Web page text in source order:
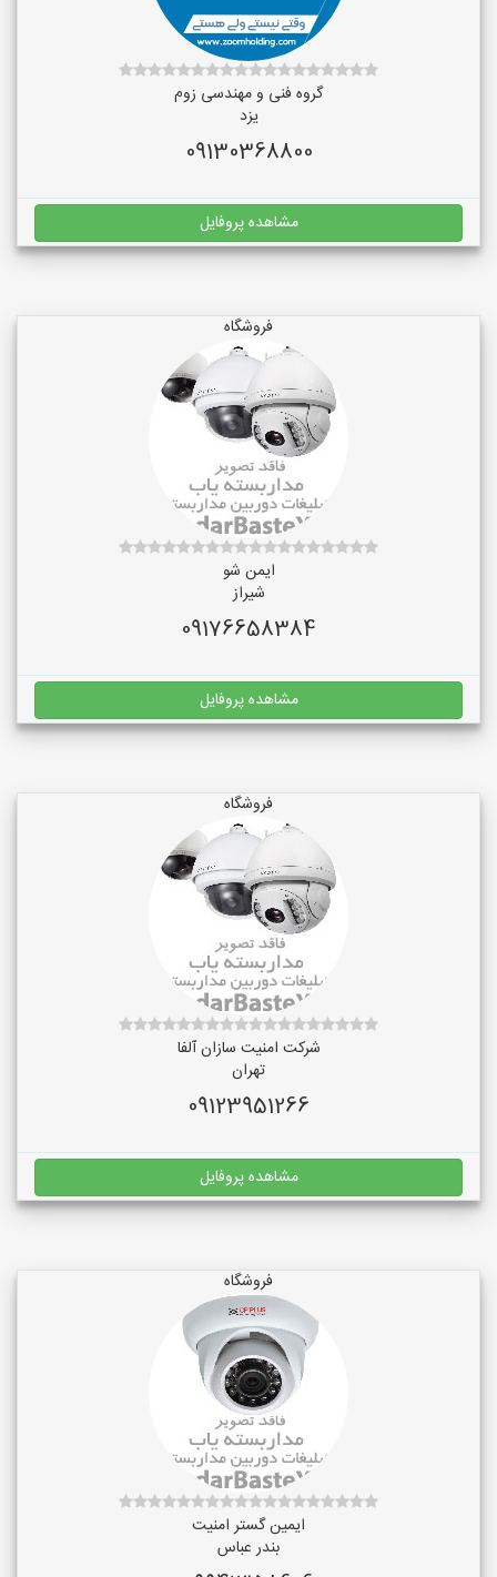
گروه فنی و مهندسی زوم
یزد
09130368800
مشاهده پروفایل
فروشگاه
ایمن شو
شیراز
09176658384
مشاهده پروفایل
فروشگاه
شرکت امنیت سازان آلفا
تهران
09123951266
مشاهده پروفایل
فروشگاه
ایمین گستر امنیت
بندر عباس